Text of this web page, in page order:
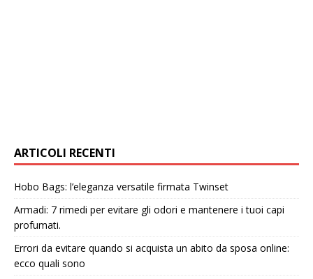
ARTICOLI RECENTI
Hobo Bags: l’eleganza versatile firmata Twinset
Armadi: 7 rimedi per evitare gli odori e mantenere i tuoi capi
profumati.
Errori da evitare quando si acquista un abito da sposa online:
ecco quali sono